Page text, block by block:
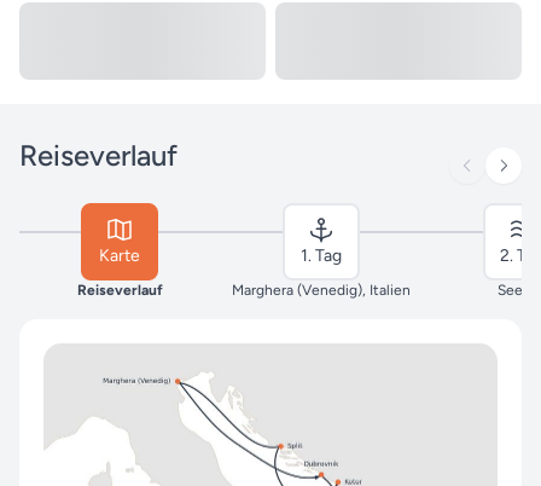
Reiseverlauf
Karte
Reiseverlauf
1. Tag
Marghera (Venedig), Italien
2.